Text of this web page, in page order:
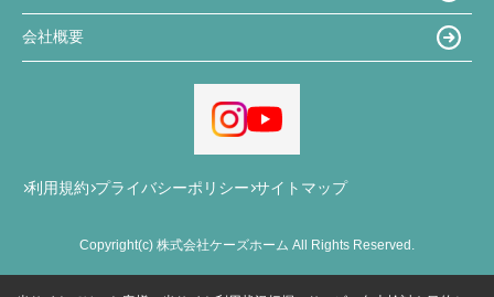
会社概要
利用規約 プライバシーポリシー サイトマップ
Copyright(c) 株式会社ケーズホーム All Rights Reserved.